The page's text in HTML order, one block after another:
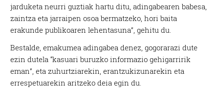
jarduketa neurri guztiak hartu ditu, adingabearen babesa,
zaintza eta jarraipen osoa bermatzeko, hori baita
erakunde publikoaren lehentasuna”, gehitu du.
Bestalde, emakumea adingabea denez, gogorarazi dute
ezin dutela “kasuari buruzko informazio gehigarririk
eman”, eta zuhurtziarekin, erantzukizunarekin eta
errespetuarekin aritzeko deia egin du.